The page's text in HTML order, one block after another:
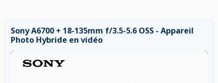
Sony A6700 + 18-135mm f/3.5-5.6 OSS - Appareil
Photo Hybride en vidéo